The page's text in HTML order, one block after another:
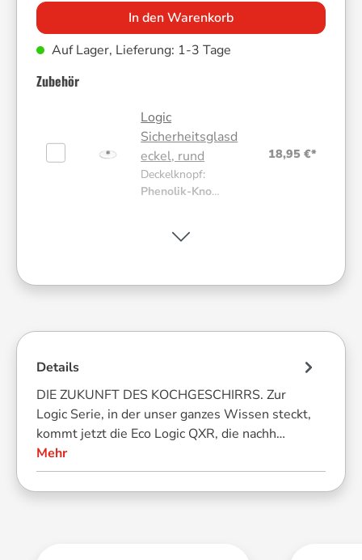
In den Warenkorb
Auf Lager, Lieferung: 1-3 Tage
Zubehör
Logic
Sicherheitsglasd
eckel, rund
Deckelknopf:
Phenolik-Knopf
18,95 €*
Set, 3-tlg.
Steam it
Multifunktionaler
Details
DIE ZUKUNFT DES KOCHGESCHIRRS. Zur
Logic Serie, in der unser ganzes Wissen steckt,
kommt jetzt die Eco Logic QXR, die nachh…
Mehr